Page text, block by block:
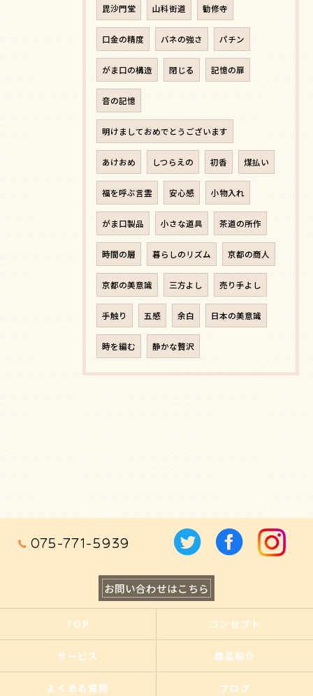
毘沙門堂 山科街道 勧修寺
口金の精度 バネの強さ パチン
がま口の構造 閉じる 記憶の扉
音の記憶
明けましておめでとうございます
あけおめ しつらえの 初香 煤払い
福を呼ぶ言霊 安心感 小物入れ
がま口製品 小さな道具 茶道の所作
時間の層 暮らしのリズム 京都の商人
京都の美意識 三方よし 売り手よし
手触り 五感 余白 日本の美意識
時を編む 静かな贅沢
075-771-5939
お問い合わせはこちら
TOP コンセプト
サービス 商品紹介
よくある質問 ブログ